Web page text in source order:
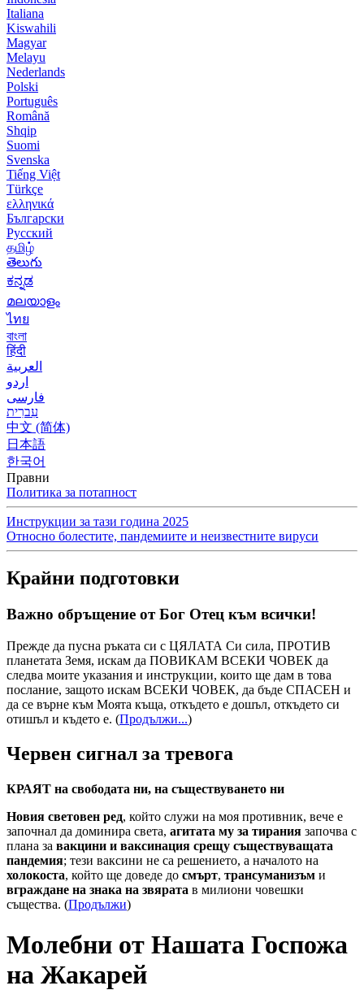
Italiana
Kiswahili
Magyar
Melayu
Nederlands
Polski
Português
Română
Shqip
Suomi
Svenska
Tiếng Việt
Türkçe
ελληνικά
Български
Русский
தமிழ்
తెలుగు
ಕನ್ನಡ
മലയാളം
ไทย
বাংলা
हिंदी
العربية
اردو
فارسی
עִברִית
中文 (简体)
日本語
한국어
Правни
Политика за потапност
Инструкции за тази година 2025
Относно болестите, пандемиите и неизвестните вируси
Крайни подготовки
Важно обръщение от Бог Отец към всички!
Прежде да пусна ръката си с ЦЯЛАТА Си сила, ПРОТИВ
планетата Земя, искам да ПОВИКАМ ВСЕКИ ЧОВЕК да
следва моите указания и инструкции, които ще дам в това
послание, защото искам ВСЕКИ ЧОВЕК, да бъде СПАСЕН и
да се върне към Моята къща, откъдето е дошъл, откъдето си
отишъл и където е. (Продължи...)
Червен сигнал за тревога
КРАЯТ на свободата ни, на съществуването ни
Новия световен ред, който служи на моя противник, вече е
започнал да доминира света, агитата му за тирания започва с
плана за вакцини и ваксинация срещу съществуващата
пандемия; тези ваксини не са решението, а началото на
холокоста, който ще доведе до смърт, трансуманизъм и
вграждане на знака на звярата в милиони човешки
същества. (Продължи)
Молебни от Нашата Госпожа
на Жакарей